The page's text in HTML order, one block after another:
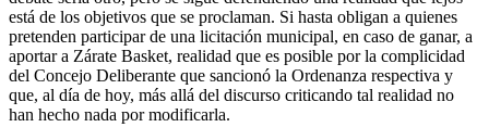
está de los objetivos que se proclaman. Si hasta obligan a quienes
pretenden participar de una licitación municipal, en caso de ganar, a
aportar a Zárate Basket, realidad que es posible por la complicidad
del Concejo Deliberante que sancionó la Ordenanza respectiva y
que, al día de hoy, más allá del discurso criticando tal realidad no
han hecho nada por modificarla.